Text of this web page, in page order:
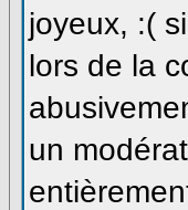
joyeux, :(
lors de la
un